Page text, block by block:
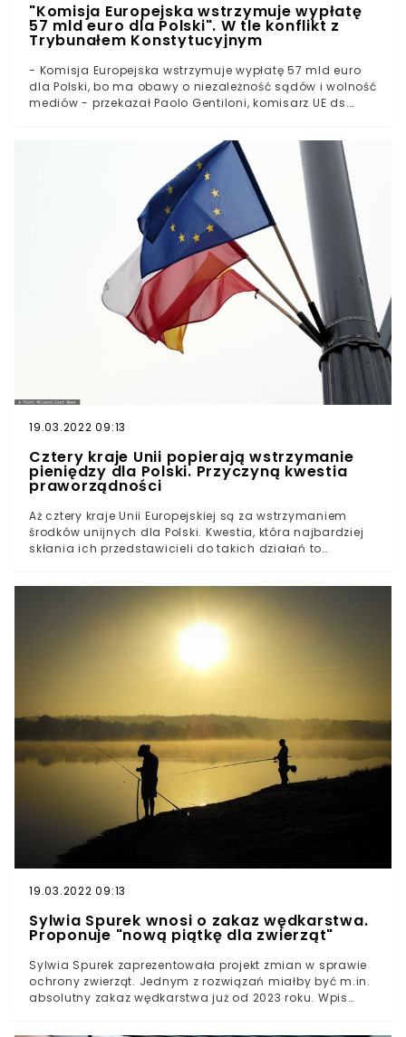
"Komisja Europejska wstrzymuje wypłatę
57 mld euro dla Polski". W tle konflikt z
Trybunałem Konstytucyjnym
- Komisja Europejska wstrzymuje wypłatę 57 mld euro
dla Polski, bo ma obawy o niezależność sądów i wolność
mediów - przekazał Paolo Gentiloni, komisarz UE ds.
decyzji KE.Polska nie otrzyma na razie 57 mld euro z Unii
Europejskiej. Paolo Gentiloni w uzasadnieniu tej decyzji
wskazał, że polskie władze mają świadomość, że jednym
z wymagań są kwestie prymatu prawa unijnego.
19.03.2022 09:13
Cztery kraje Unii popierają wstrzymanie
pieniędzy dla Polski. Przyczyną kwestia
praworządności
Aż cztery kraje Unii Europejskiej są za wstrzymaniem
środków unijnych dla Polski. Kwestia, która najbardziej
skłania ich przedstawicieli do takich działań to
Europejskiej są za wstrzymaniem wypłat z unijnej kasy
dla Polski. Zgodnie z ustaleniami chodzi o Austrię,
Danię, Holandię i Szwecję.
19.03.2022 09:13
Sylwia Spurek wnosi o zakaz wędkarstwa.
Proponuje "nową piątkę dla zwierząt"
Sylwia Spurek zaprezentowała projekt zmian w sprawie
ochrony zwierząt. Jednym z rozwiązań miałby być m.in.
absolutny zakaz wędkarstwa już od 2023 roku. Wpis